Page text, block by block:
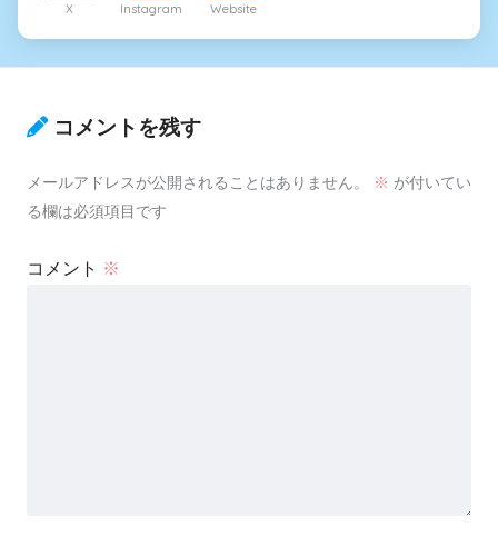
X Instagram Website
コメントを残す
メールアドレスが公開されることはありません。 ※ が付いてい
る欄は必須項目です
コメント ※